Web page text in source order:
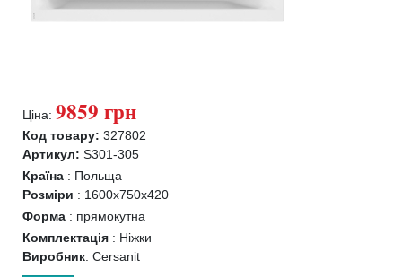
Ціна: 9859 грн
Код товару: 327802
Артикул: S301-305
Країна : Польща
Розміри : 1600x750x420
Форма : прямокутна
Комплектація : Ніжки
Виробник: Cersanit